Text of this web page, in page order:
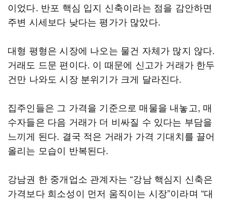
이었다. 반포 핵심 입지 신축이라는 점을 감안하면
주변 시세보다 낮다는 평가가 많았다.
대형 평형은 시장에 나오는 물건 자체가 많지 않다.
거래도 드문 편이다. 이 때문에 신고가 거래가 한두
건만 나와도 시장 분위기가 크게 달라진다.
집주인들은 그 가격을 기준으로 매물을 내놓고, 매
수자들은 다음 거래가 더 비싸질 수 있다는 부담을
느끼게 된다. 결국 적은 거래가 가격 기대치를 끌어
올리는 모습이 반복된다.
강남권 한 중개업소 관계자는 “강남 핵심지 신축은
가격보다 희소성이 먼저 움직이는 시장”이라며 “대